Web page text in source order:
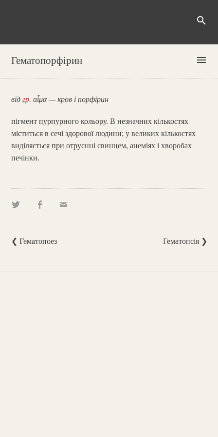
search
Гематопорфірин menu
від гр. αἷμα — кров і порфірин
пігмент пурпурного кольору. В незначних кількостях
міститься в сечі здорової людини; у великих кількостях
виділяється при отруєнні свинцем, анеміях і хворобах
печінки.
❮ Гематопоез Гематопсія ❯